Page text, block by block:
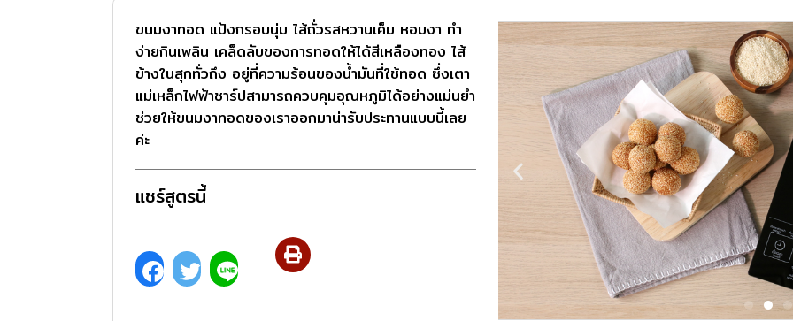
ขนมงาทอด แป้งกรอบนุ่ม ไส้ถั่วรสหวานเค็ม หอมงา ทำ
ง่ายกินเพลิน เคล็ดลับของการทอดให้ได้สีเหลืองทอง ไส้
ข้างในสุกทั่วถึง อยู่ที่ความร้อนของน้ำมันที่ใช้ทอด ซึ่งเตา
แม่เหล็กไฟฟ้าชาร์ปสามารถควบคุมอุณหภูมิได้อย่างแม่นยำ
ช่วยให้ขนมงาทอดของเราออกมาน่ารับประทานแบบนี้เลย
ค่ะ
แชร์สูตรนี้